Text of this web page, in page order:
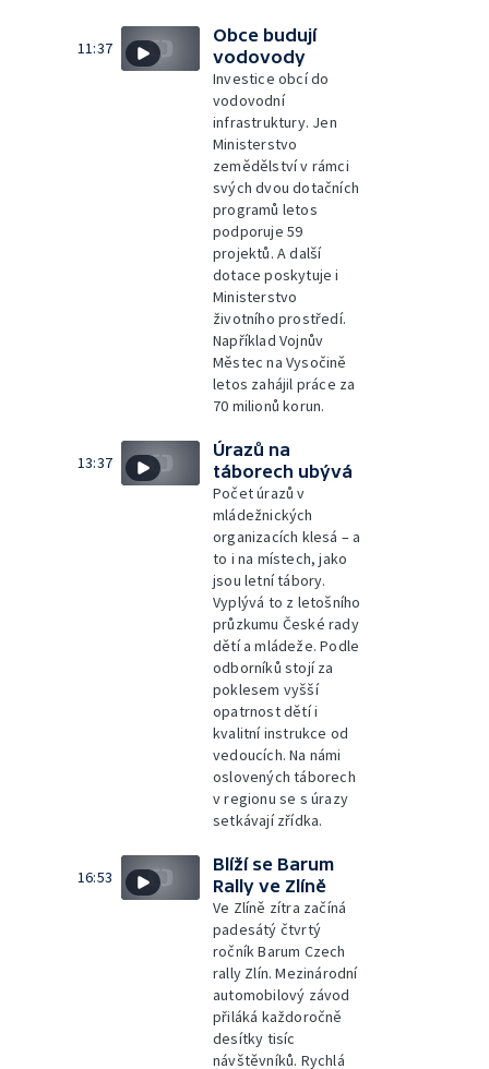
11:37
Obce budují
vodovody
Investice obcí do
vodovodní
infrastruktury. Jen
Ministerstvo
zemědělství v rámci
svých dvou dotačních
programů letos
podporuje 59
projektů. A další
dotace poskytuje i
Ministerstvo
životního prostředí.
Například Vojnův
Městec na Vysočině
letos zahájil práce za
70 milionů korun.
13:37
Úrazů na
táborech ubývá
Počet úrazů v
mládežnických
organizacích klesá – a
to i na místech, jako
jsou letní tábory.
Vyplývá to z letošního
průzkumu České rady
dětí a mládeže. Podle
odborníků stojí za
poklesem vyšší
opatrnost dětí i
kvalitní instrukce od
vedoucích. Na námi
oslovených táborech
v regionu se s úrazy
setkávají zřídka.
16:53
Blíží se Barum
Rally ve Zlíně
Ve Zlíně zítra začíná
padesátý čtvrtý
ročník Barum Czech
rally Zlín. Mezinárodní
automobilový závod
přiláká každoročně
desítky tisíc
návštěvníků. Rychlá